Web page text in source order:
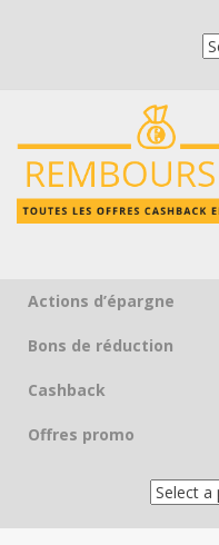
Skip to content
Actions d’épargne
Bons de réduction
Cashback
Offres promo